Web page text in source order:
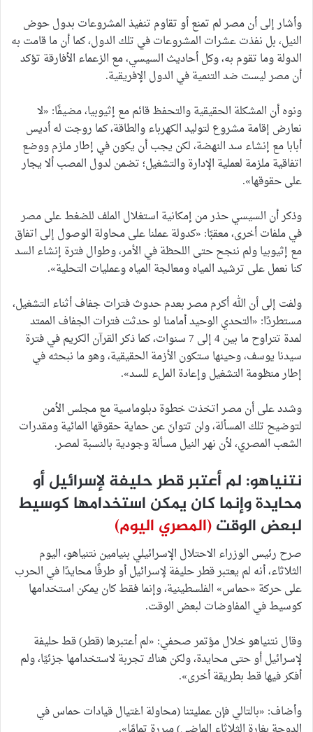
وأشار إلى أن مصر لم تمنع أو تقاوم تنفيذ المشروعات بدول حوض
النيل، بل نفذت عشرات المشروعات في تلك الدول، كما أن ما قامت به
الدولة وما تقوم به، وكل أحاديث السيسي، مع الزعماء الأفارقة تؤكد
أن مصر ليست ضد التنمية في الدول الإفريقية.
ونوه أن المشكلة الحقيقية والتحفظ قائم مع إثيوبيا، مضيفًا: «لا
نعارض إقامة مشروع لتوليد الكهرباء والطاقة، كما روجت له أديس
أبابا مع إنشاء سد النهضة، لكن يجب أن يكون في إطار ملزم ووضع
اتفاقية ملزمة لعملية الإدارة والتشغيل؛ تضمن لدول المصب ألا يجار
على حقوقها».
وذكر أن السيسي حذر من إمكانية استغلال الملف للضغط على مصر
في ملفات أخرى، معقبًا: «كدولة عملنا على محاولة الوصول إلى اتفاق
مع إثيوبيا ولم ننجح حتى اللحظة في الأمر، وطوال فترة إنشاء السد
كنا نعمل على ترشيد المياه ومعالجة المياه وعمليات التحلية».
ولفت إلى أن الله أكرم مصر بعدم حدوث فترات جفاف أثناء التشغيل،
مستطردًا: «التحدي الوحيد أمامنا لو حدثت فترات الجفاف الممتد
لمدة تتراوح ما بين 4 إلى 7 سنوات، كما ذكر القرآن الكريم في فترة
سيدنا يوسف، وحينها ستكون الأزمة الحقيقية، وهو ما نبحثه في
إطار منظومة التشغيل وإعادة الملء للسد».
وشدد على أن مصر اتخذت خطوة دبلوماسية مع مجلس الأمن
لتوضيح تلك المسألة، ولن تتوانَ عن حماية حقوقها المائية ومقدرات
الشعب المصري، لأن نهر النيل مسألة وجودية بالنسبة لمصر.
نتنياهو: لم أعتبر قطر حليفة لإسرائيل أو
محايدة وإنما كان يمكن استخدامها كوسيط
لبعض الوقت(المصري اليوم)
صرح رئيس الوزراء الاحتلال الإسرائيلي بنيامين نتنياهو، اليوم
الثلاثاء، أنه لم يعتبر قطر حليفة لإسرائيل أو طرفًا محايدًا في الحرب
على حركة «حماس» الفلسطينية، وإنما فقط كان يمكن استخدامها
كوسيط في المفاوضات لبعض الوقت.
وقال نتنياهو خلال مؤتمر صحفي: «لم أعتبرها (قطر) قط حليفة
لإسرائيل أو حتى محايدة، ولكن هناك تجربة لاستخدامها جزئيًا، ولم
أفكر فيها قط بطريقة أخرى».
وأضاف: «بالتالي فإن عمليتنا (محاولة اغتيال قيادات حماس في